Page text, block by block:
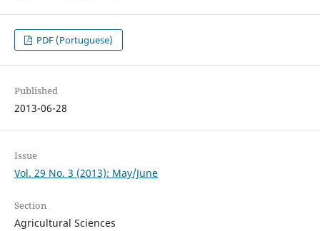
PDF (Portuguese)
Published
2013-06-28
Issue
Vol. 29 No. 3 (2013): May/June
Section
Agricultural Sciences